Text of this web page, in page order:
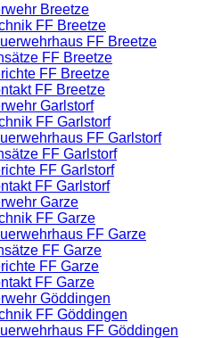
Breetze
FF Breetze
FF Breetze
FF Breetze
FF Breetze
FF Breetze
Garlstorf
FF Garlstorf
FF Garlstorf
FF Garlstorf
FF Garlstorf
FF Garlstorf
Garze
FF Garze
FF Garze
FF Garze
FF Garze
FF Garze
Göddingen
FF Göddingen
FF Göddingen